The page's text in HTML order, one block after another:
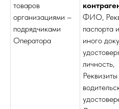
товаров
организациями –
подрядчиками
Оператора
ФИО,
паспорта
иного
личность,
Реквизиты